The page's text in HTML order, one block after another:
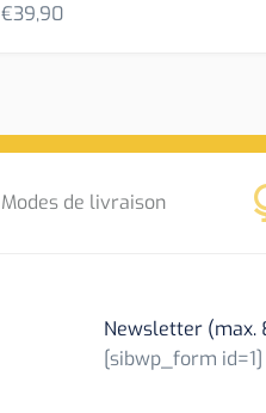
€39,90
Modes de livraison
Newsletter (max.
[sibwp_form id=1]